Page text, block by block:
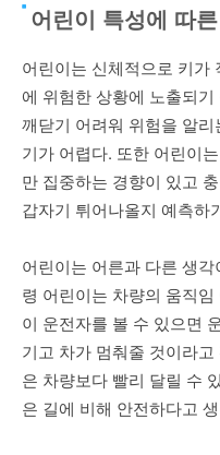
어린이 특성에 따
어린이는 신체적으로 키가
에 위험한 상황에 노출되
깨닫기 어려워 위험을 알
기가 어렵다. 또한 어린이
만 집중하는 경향이 있고
갑자기 튀어나올지 예측하
어린이는 어른과 다른 생
령 어린이는 차량의 움직
이 운전자를 볼 수 있으면
기고 차가 멈춰줄 것이라
은 차량보다 빨리 달릴 수
은 길에 비해 안전하다고